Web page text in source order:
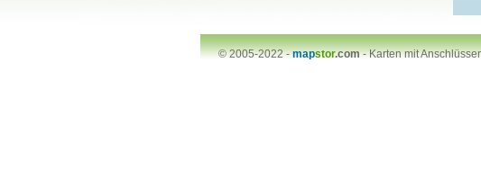
© 2005-2022 -mapstor.com-Karten mit